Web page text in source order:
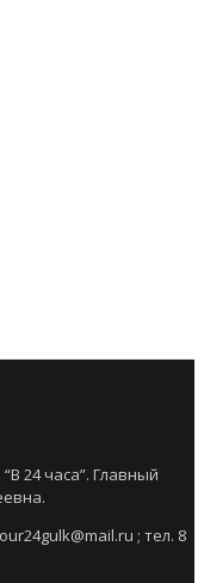
24 часа”. Главный
; тел. 8